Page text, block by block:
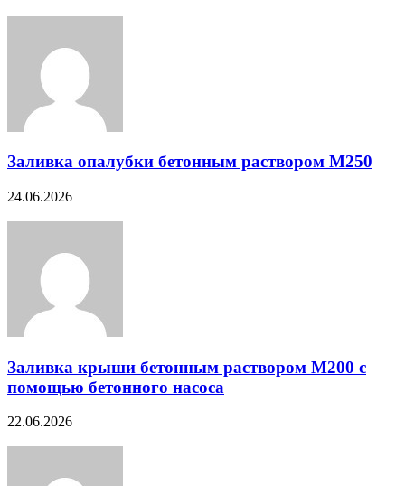
Заливка опалубки бетонным раствором М250
24.06.2026
Заливка крыши бетонным раствором М200 с
помощью бетонного насоса
22.06.2026